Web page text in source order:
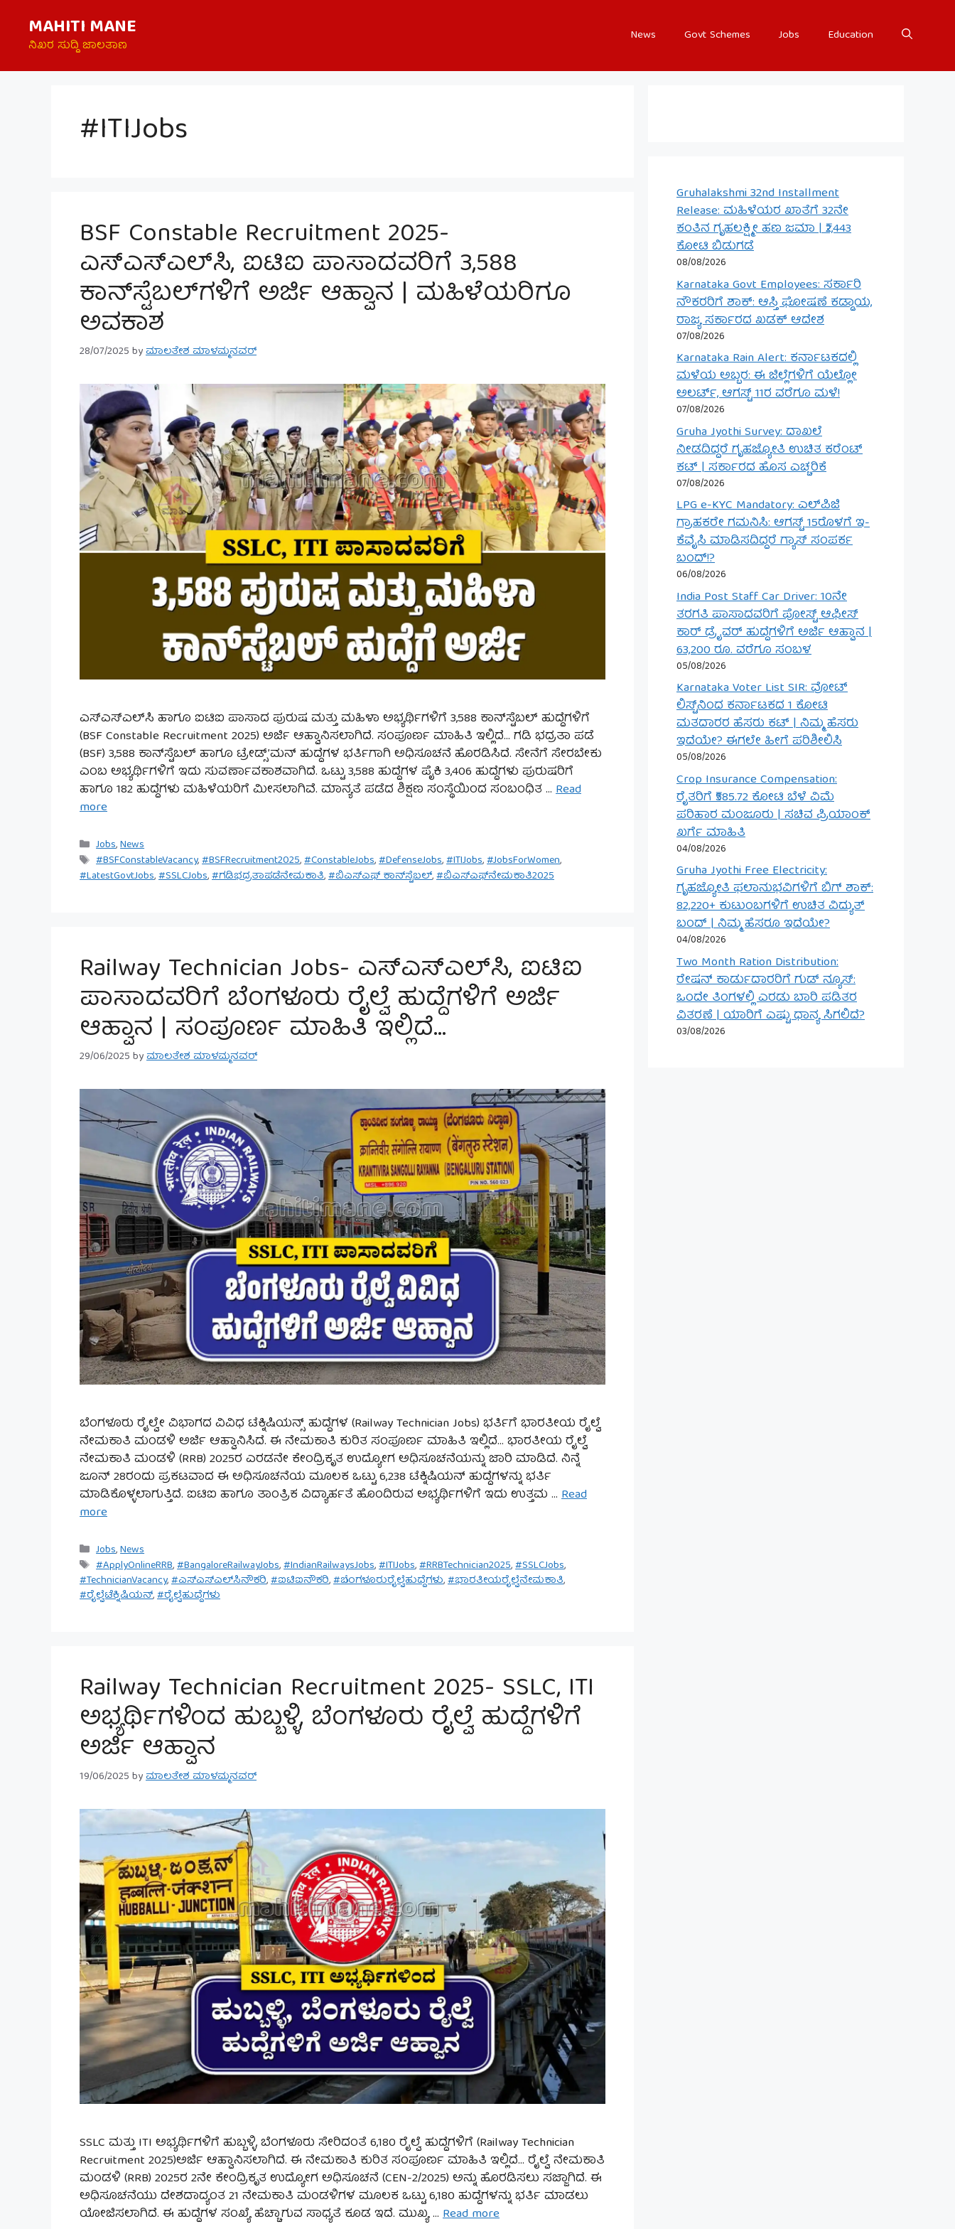
content
MAHITI MANE
ನಿಖರ ಸುದ್ದಿ ಜಾಲತಾಣ
News Govt Schemes Jobs Education
#ITIJobs
BSF Constable Recruitment 2025-
ಎಸ್‌ಎಸ್‌ಎಲ್‌ಸಿ, ಐಟಿಐ ಪಾಸಾದವರಿಗೆ 3,588
ಕಾನ್‌ಸ್ಟೆಬಲ್‌ಗಳಿಗೆ ಅರ್ಜಿ ಆಹ್ವಾನ | ಮಹಿಳೆಯರಿಗೂ
ಅವಕಾಶ
28/07/2025byಮಾಲತೇಶ ಮಾಳಮ್ಮನವರ್
ಎಸ್‌ಎಸ್‌ಎಲ್‌ಸಿ ಹಾಗೂ ಐಟಿಐ ಪಾಸಾದ ಪುರುಷ ಮತ್ತು ಮಹಿಳಾ ಅಭ್ಯರ್ಥಿಗಳಿಗೆ 3,588 ಕಾನ್‌ಸ್ಟೆಬಲ್ ಹುದ್ದೆಗಳಿಗೆ
(BSF Constable Recruitment 2025) ಅರ್ಜಿ ಆಹ್ವಾನಿಸಲಾಗಿದೆ. ಸಂಪೂರ್ಣ ಮಾಹಿತಿ ಇಲ್ಲಿದೆ… ಗಡಿ ಭದ್ರತಾ ಪಡೆ
(BSF) 3,588 ಕಾನ್‌ಸ್ಟೆಬಲ್ ಹಾಗೂ ಟ್ರೇಡ್ಸ್’ಮನ್ ಹುದ್ದೆಗಳ ಭರ್ತಿಗಾಗಿ ಅಧಿಸೂಚನೆ ಹೊರಡಿಸಿದೆ. ಸೇನೆಗೆ ಸೇರಬೇಕು
ಎಂಬ ಅಭ್ಯರ್ಥಿಗಳಿಗೆ ಇದು ಸುವರ್ಣಾವಕಾಶವಾಗಿದೆ. ಒಟ್ಟು 3,588 ಹುದ್ದೆಗಳ ಪೈಕಿ 3,406 ಹುದ್ದೆಗಳು ಪುರುಷರಿಗೆ
ಹಾಗೂ 182 ಹುದ್ದೆಗಳು ಮಹಿಳೆಯರಿಗೆ ಮೀಸಲಾಗಿವೆ. ಮಾನ್ಯತೆ ಪಡೆದ ಶಿಕ್ಷಣ ಸಂಸ್ಥೆಯಿಂದ ಸಂಬಂಧಿತ … Read
more
Categories
Jobs,News
Tags
#BSFConstableVacancy,#BSFRecruitment2025,#ConstableJobs,#DefenseJobs,#ITIJobs,#JobsForWomen,
#LatestGovtJobs,#SSLCJobs,#ಗಡಿಭದ್ರತಾಪಡೆನೇಮಕಾತಿ,#ಬಿಎಸ್‌ಎಫ್ ಕಾನ್‌ಸ್ಟೆಬಲ್,#ಬಿಎಸ್‌ಎಫ್‌ನೇಮಕಾತಿ2025
Railway Technician Jobs- ಎಸ್‌ಎಸ್‌ಎಲ್‌ಸಿ, ಐಟಿಐ
ಪಾಸಾದವರಿಗೆ ಬೆಂಗಳೂರು ರೈಲ್ವೆ ಹುದ್ದೆಗಳಿಗೆ ಅರ್ಜಿ
ಆಹ್ವಾನ | ಸಂಪೂರ್ಣ ಮಾಹಿತಿ ಇಲ್ಲಿದೆ…
29/06/2025byಮಾಲತೇಶ ಮಾಳಮ್ಮನವರ್
ಬೆಂಗಳೂರು ರೈಲ್ವೇ ವಿಭಾಗದ ವಿವಿಧ ಟೆಕ್ನಿಷಿಯನ್ಸ್ ಹುದ್ದೆಗಳ (Railway Technician Jobs) ಭರ್ತಿಗೆ ಭಾರತೀಯ ರೈಲ್ವೆ
ನೇಮಕಾತಿ ಮಂಡಳಿ ಅರ್ಜಿ ಆಹ್ವಾನಿಸಿದೆ. ಈ ನೇಮಕಾತಿ ಕುರಿತ ಸಂಪೂರ್ಣ ಮಾಹಿತಿ ಇಲ್ಲಿದೆ… ಭಾರತೀಯ ರೈಲ್ವೆ
ನೇಮಕಾತಿ ಮಂಡಳಿ (RRB) 2025ರ ಎರಡನೇ ಕೇಂದ್ರಿಕೃತ ಉದ್ಯೋಗ ಅಧಿಸೂಚನೆಯನ್ನು ಜಾರಿ ಮಾಡಿದೆ. ನಿನ್ನೆ
ಜೂನ್ 28ರಂದು ಪ್ರಕಟವಾದ ಈ ಅಧಿಸೂಚನೆಯ ಮೂಲಕ ಒಟ್ಟು 6,238 ಟೆಕ್ನಿಷಿಯನ್ ಹುದ್ದೆಗಳನ್ನು ಭರ್ತಿ
ಮಾಡಿಕೊಳ್ಳಲಾಗುತ್ತಿದೆ. ಐಟಿಐ ಹಾಗೂ ತಾಂತ್ರಿಕ ವಿದ್ಯಾರ್ಹತೆ ಹೊಂದಿರುವ ಅಭ್ಯರ್ಥಿಗಳಿಗೆ ಇದು ಉತ್ತಮ … Read
more
Categories
Jobs,News
Tags
#ApplyOnlineRRB,#BangaloreRailwayJobs,#IndianRailwaysJobs,#ITIJobs,#RRBTechnician2025,#SSLCJobs,
#TechnicianVacancy,#ಎಸ್‌ಎಸ್‌ಎಲ್‌ಸಿನೌಕರಿ,#ಐಟಿಐನೌಕರಿ,#ಬೆಂಗಳೂರುರೈಲ್ವೆಹುದ್ದೆಗಳು,#ಭಾರತೀಯರೈಲ್ವೆನೇಮಕಾತಿ,
#ರೈಲ್ವೆಟೆಕ್ನಿಷಿಯನ್,#ರೈಲ್ವೆಹುದ್ದೆಗಳು
Railway Technician Recruitment 2025- SSLC, ITI
ಅಭ್ಯರ್ಥಿಗಳಿಂದ ಹುಬ್ಬಳ್ಳಿ, ಬೆಂಗಳೂರು ರೈಲ್ವೆ ಹುದ್ದೆಗಳಿಗೆ
ಅರ್ಜಿ ಆಹ್ವಾನ
19/06/2025byಮಾಲತೇಶ ಮಾಳಮ್ಮನವರ್
SSLC ಮತ್ತು ITI ಅಭ್ಯರ್ಥಿಗಳಿಗೆ ಹುಬ್ಬಳ್ಳಿ, ಬೆಂಗಳೂರು ಸೇರಿದಂತೆ 6,180 ರೈಲ್ವೆ ಹುದ್ದೆಗಳಿಗೆ (Railway Technician
Recruitment 2025)ಅರ್ಜಿ ಆಹ್ವಾನಿಸಲಾಗಿದೆ. ಈ ನೇಮಕಾತಿ ಕುರಿತ ಸಂಪೂರ್ಣ ಮಾಹಿತಿ ಇಲ್ಲಿದೆ… ರೈಲ್ವೆ ನೇಮಕಾತಿ
ಮಂಡಳಿ (RRB) 2025ರ 2ನೇ ಕೇಂದ್ರಿಕೃತ ಉದ್ಯೋಗ ಅಧಿಸೂಚನೆ (CEN-2/2025) ಅನ್ನು ಹೊರಡಿಸಲು ಸಜ್ಜಾಗಿದೆ. ಈ
ಅಧಿಸೂಚನೆಯು ದೇಶದಾದ್ಯಂತ 21 ನೇಮಕಾತಿ ಮಂಡಳಿಗಳ ಮೂಲಕ ಒಟ್ಟು 6,180 ಹುದ್ದೆಗಳನ್ನು ಭರ್ತಿ ಮಾಡಲು
ಯೋಜಿಸಲಾಗಿದೆ. ಈ ಹುದ್ದೆಗಳ ಸಂಖ್ಯೆ ಹೆಚ್ಚಾಗುವ ಸಾಧ್ಯತೆ ಕೂಡ ಇದೆ. ಮುಖ್ಯ … Read more
Gruhalakshmi 32nd Installment
Release: ಮಹಿಳೆಯರ ಖಾತೆಗೆ 32ನೇ
ಕಂತಿನ ಗೃಹಲಕ್ಷ್ಮೀ ಹಣ ಜಮಾ | ₹2,443
ಕೋಟಿ ಬಿಡುಗಡೆ
08/08/2026
Karnataka Govt Employees: ಸರ್ಕಾರಿ
ನೌಕರರಿಗೆ ಶಾಕ್: ಆಸ್ತಿ ಘೋಷಣೆ ಕಡ್ಡಾಯ,
ರಾಜ್ಯ ಸರ್ಕಾರದ ಖಡಕ್ ಆದೇಶ
07/08/2026
Karnataka Rain Alert: ಕರ್ನಾಟಕದಲ್ಲಿ
ಮಳೆಯ ಅಬ್ಬರ: ಈ ಜಿಲ್ಲೆಗಳಿಗೆ ಯೆಲ್ಲೋ
ಅಲರ್ಟ್, ಆಗಸ್ಟ್ 11ರ ವರೆಗೂ ಮಳೆ!
07/08/2026
Gruha Jyothi Survey: ದಾಖಲೆ
ನೀಡದಿದ್ದರೆ ಗೃಹಜ್ಯೋತಿ ಉಚಿತ ಕರೆಂಟ್
ಕಟ್ | ಸರ್ಕಾರದ ಹೊಸ ಎಚ್ಚರಿಕೆ
07/08/2026
LPG e-KYC Mandatory: ಎಲ್‌ಪಿಜಿ
ಗ್ರಾಹಕರೇ ಗಮನಿಸಿ: ಆಗಸ್ಟ್ 15ರೊಳಗೆ ಇ-
ಕೆವೈಸಿ ಮಾಡಿಸದಿದ್ದರೆ ಗ್ಯಾಸ್ ಸಂಪರ್ಕ
ಬಂದ್!?
06/08/2026
India Post Staff Car Driver: 10ನೇ
ತರಗತಿ ಪಾಸಾದವರಿಗೆ ಪೋಸ್ಟ್ ಆಫೀಸ್
ಕಾರ್ ಡ್ರೈವರ್ ಹುದ್ದೆಗಳಿಗೆ ಅರ್ಜಿ ಆಹ್ವಾನ |
63,200 ರೂ. ವರೆಗೂ ಸಂಬಳ
05/08/2026
Karnataka Voter List SIR: ವೋಟ್
ಲಿಸ್ಟ್‌ನಿಂದ ಕರ್ನಾಟಕದ 1 ಕೋಟಿ
ಮತದಾರರ ಹೆಸರು ಕಟ್ | ನಿಮ್ಮ ಹೆಸರು
ಇದೆಯೇ? ಈಗಲೇ ಹೀಗೆ ಪರಿಶೀಲಿಸಿ
05/08/2026
Crop Insurance Compensation:
ರೈತರಿಗೆ ₹585.72 ಕೋಟಿ ಬೆಳೆ ವಿಮೆ
ಪರಿಹಾರ ಮಂಜೂರು | ಸಚಿವ ಪ್ರಿಯಾಂಕ್
ಖರ್ಗೆ ಮಾಹಿತಿ
04/08/2026
Gruha Jyothi Free Electricity:
ಗೃಹಜ್ಯೋತಿ ಫಲಾನುಭವಿಗಳಿಗೆ ಬಿಗ್ ಶಾಕ್:
82,220+ ಕುಟುಂಬಗಳಿಗೆ ಉಚಿತ ವಿದ್ಯುತ್
ಬಂದ್ | ನಿಮ್ಮ ಹೆಸರೂ ಇದೆಯೇ?
04/08/2026
Two Month Ration Distribution:
ರೇಷನ್ ಕಾರ್ಡುದಾರರಿಗೆ ಗುಡ್ ನ್ಯೂಸ್:
ಒಂದೇ ತಿಂಗಳಲ್ಲಿ ಎರಡು ಬಾರಿ ಪಡಿತರ
ವಿತರಣೆ | ಯಾರಿಗೆ ಎಷ್ಟು ಧಾನ್ಯ ಸಿಗಲಿದೆ?
03/08/2026